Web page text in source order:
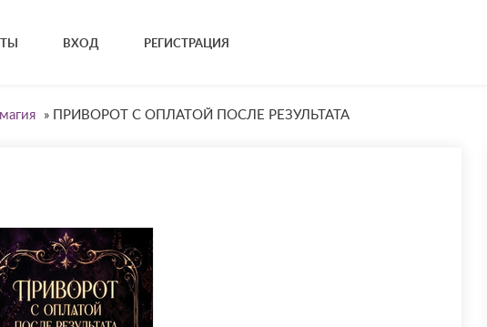
ВХОД РЕГИСТРАЦИЯ
» ПРИВОРОТ С ОПЛАТОЙ ПОСЛЕ РЕЗУЛЬТАТА